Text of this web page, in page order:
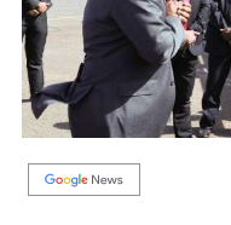
VİDEO
YAZARLAR
BİZE
ULAŞIN